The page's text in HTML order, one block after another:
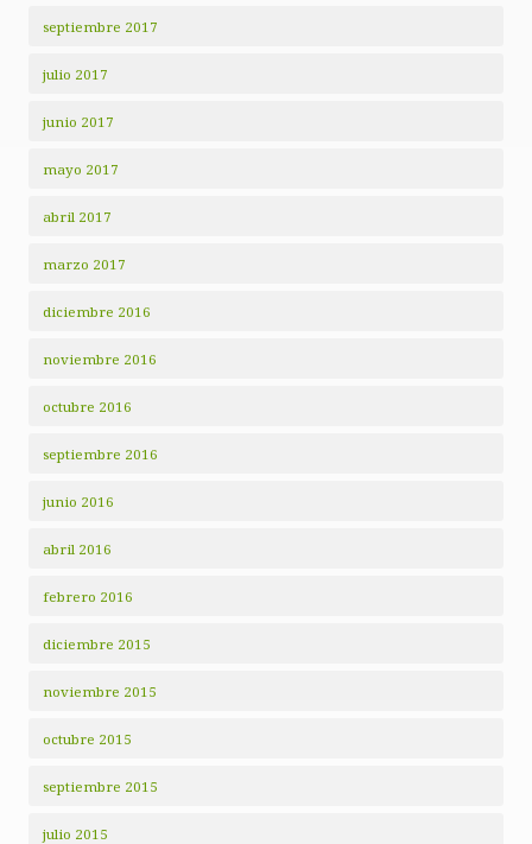
septiembre 2017
julio 2017
junio 2017
mayo 2017
abril 2017
marzo 2017
diciembre 2016
noviembre 2016
octubre 2016
septiembre 2016
junio 2016
abril 2016
febrero 2016
diciembre 2015
noviembre 2015
octubre 2015
septiembre 2015
julio 2015